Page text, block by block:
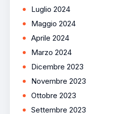
Luglio 2024
Maggio 2024
Aprile 2024
Marzo 2024
Dicembre 2023
Novembre 2023
Ottobre 2023
Settembre 2023